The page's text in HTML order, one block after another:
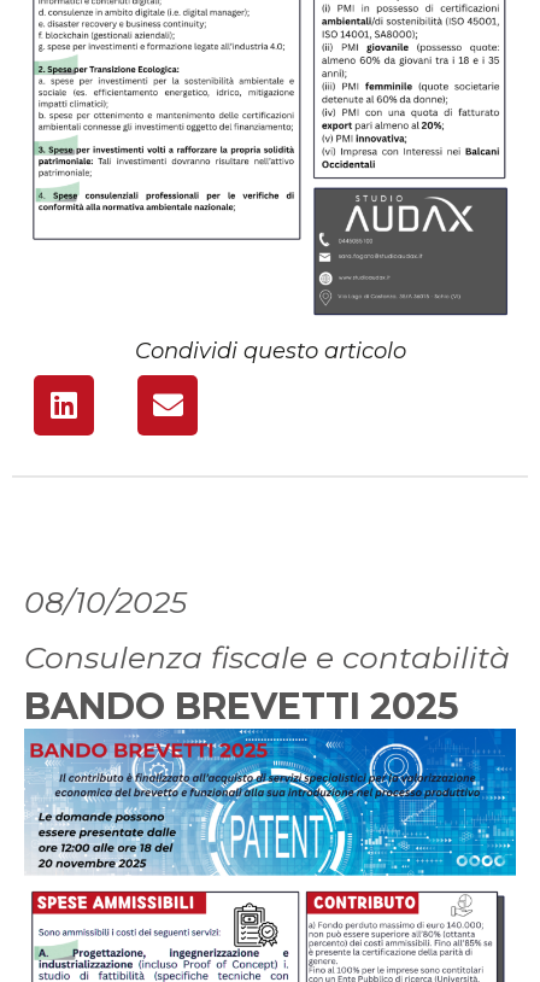
Condividi questo articolo
08/10/2025
Consulenza fiscale e contabilità
BANDO BREVETTI 2025